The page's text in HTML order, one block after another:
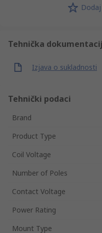
Tehnička
Izjava o sukladnosti
Tehnički podaci
Brand
Product Type
Coil Voltage
Number of Poles
Contact Voltage
Power Rating
Mount Type